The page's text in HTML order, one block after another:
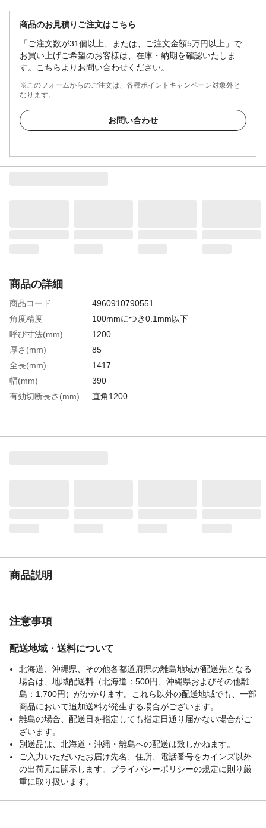
商品のお見積りご注文はこちら
「ご注文数が31個以上、または、ご注文金額5万円以上」で
お買い上げご希望のお客様は、在庫・納期を確認いたしま
す。こちらよりお問い合わせください。
※このフォームからのご注文は、各種ポイントキャンペーン対象外と
なります。
お問い合わせ
商品の詳細
商品コード
4960910790551
角度精度
100mmにつき0.1mm以下
呼び寸法(mm)
1200
厚さ(mm)
85
全長(mm)
1417
幅(mm)
390
有効切断長さ(mm)
直角1200
突き当て高さ(mm)
15
商品説明
注意事項
配送地域・送料について
北海道、沖縄県、その他各都道府県の離島地域が配送先となる
場合は、地域配送料（北海道：500円、沖縄県およびその他離
島：1,700円）がかかります。これら以外の配送地域でも、一部
商品において追加送料が発生する場合がございます。
離島の場合、配送日を指定しても指定日通り届かない場合がご
ざいます。
別送品は、北海道・沖縄・離島への配送は致しかねます。
ご入力いただいたお届け先名、住所、電話番号をカインズ以外
の出荷元に開示します。プライバシーポリシーの規定に則り厳
重に取り扱います。